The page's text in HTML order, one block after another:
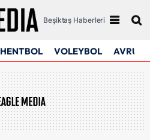
Beşiktaş Haberleri
HENTBOL VOLEYBOL